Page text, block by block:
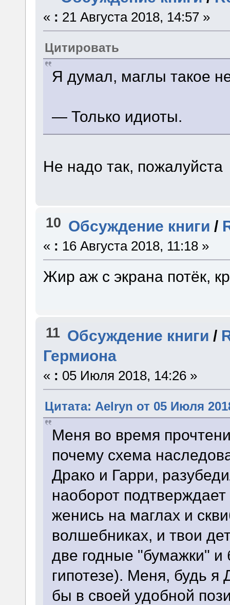
« : 21 Августа 2018, 14:57 »
Цитировать
Я думал, маглы такое
— Только идиоты.
Не надо так, пожалуйста
10 Обсуждение книги /
« : 16 Августа 2018, 11:18 »
Жир аж с экрана потёк,
11 Обсуждение книги /
Гермиона
« : 05 Июля 2018, 14:26 »
Цитата: Aelryn от 05 Июля
Меня во время
почему схема
Драко и Гарри,
наоборот подтверждает
женись на маглах и
волшебниках, и твои
две годные "бумажки" и
гипотезе). Меня, будь я
бы в своей удобной